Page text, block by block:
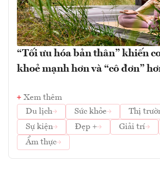
“Tối ưu hóa bản thân” khiến
khoẻ mạnh hơn và “cô đơn”
Xem thêm
Du lịch
Sức khỏe
Thị
Sự kiện
Đẹp + Giải trí
Ẩm thực